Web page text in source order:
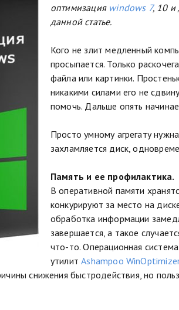
оптимизация windows 7, 10 и
данной статье.
Кого не злит медленный
просыпается. Только
файла или картинки.
никакими силами его не
помочь. Дальше опять
Просто умному агрегату
захламляется диск,
Память и ее профилактика.
В оперативной памяти
конкурируют за место на
обработка информации
завершается, а такое
что-то. Операционная
утилитAshampoo
снижения быстродействия, но